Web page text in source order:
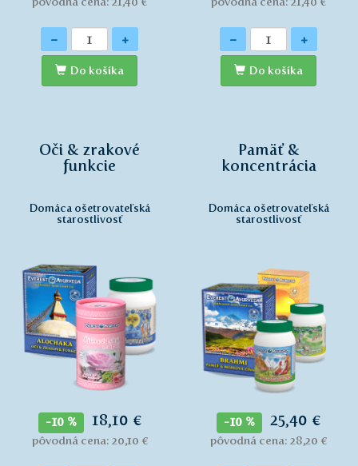
Množstvo
- +
Do košíka
Množstvo
- +
Do košíka
Oči & zrakové
funkcie
Domáca ošetrovateľská
starostlivosť
-10 % 18,10 €
pôvodná cena: 20,10 €
Pamäť &
koncentrácia
Domáca ošetrovateľská
starostlivosť
-10 % 25,40 €
pôvodná cena: 28,20 €